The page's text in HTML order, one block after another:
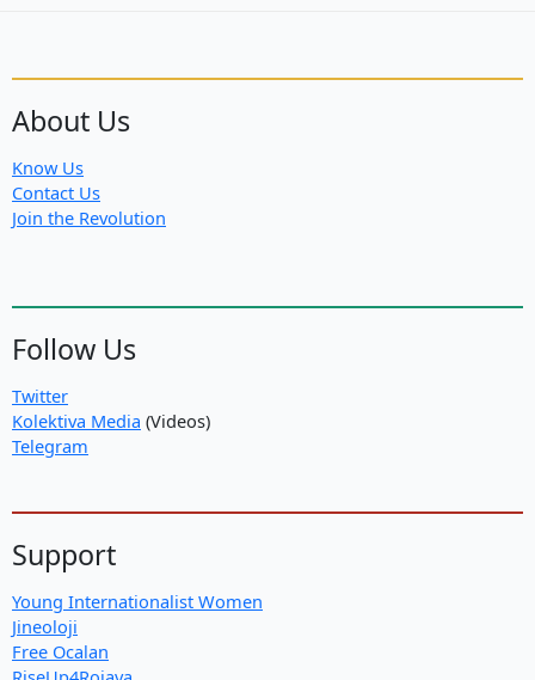
About Us
Know Us
Contact Us
Join the Revolution
Follow Us
Twitter
Kolektiva Media (Videos)
Telegram
Support
Young Internationalist Women
Jineoloji
Free Ocalan